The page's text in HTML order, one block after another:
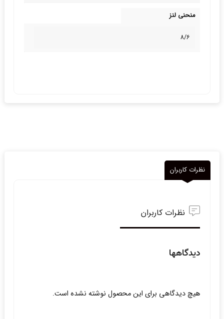
منحنی لنز
8/6
نظرات کاربران
نظرات کاربران
دیدگاهها
هیچ دیدگاهی برای این محصول نوشته نشده است.